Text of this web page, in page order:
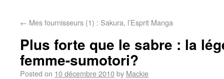
← Mes fournisseurs (1) : Sakura, l’Esprit Manga
Plus forte que le sabre : la
femme-sumotori?
Posted on 10 décembre 2010by Mackie